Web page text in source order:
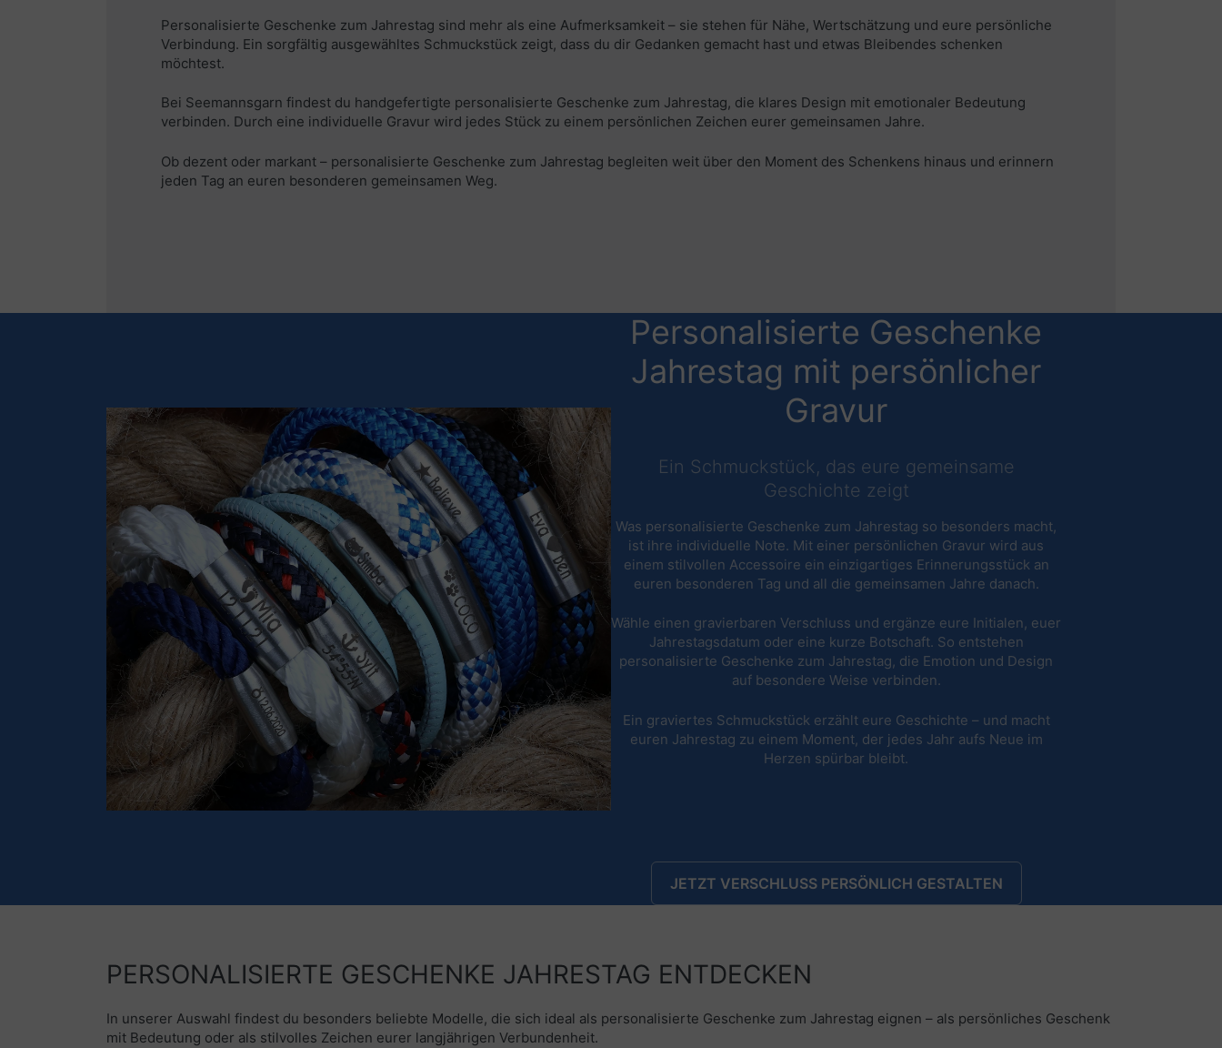
Personalisierte Geschenke zum Jahrestag sind mehr als eine Aufmerksamkeit – sie stehen für Nähe, Wertschätzung und eure persönliche
Verbindung. Ein sorgfältig ausgewähltes Schmuckstück zeigt, dass du dir Gedanken gemacht hast und etwas Bleibendes schenken
möchtest.
Bei Seemannsgarn findest du handgefertigte personalisierte Geschenke zum Jahrestag, die klares Design mit emotionaler Bedeutung
verbinden. Durch eine individuelle Gravur wird jedes Stück zu einem persönlichen Zeichen eurer gemeinsamen Jahre.
Ob dezent oder markant – personalisierte Geschenke zum Jahrestag begleiten weit über den Moment des Schenkens hinaus und erinnern
jeden Tag an euren besonderen gemeinsamen Weg.
Personalisierte Geschenke
Jahrestag mit persönlicher
Gravur
Ein Schmuckstück, das eure gemeinsame
Geschichte zeigt
Was personalisierte Geschenke zum Jahrestag so besonders macht,
ist ihre individuelle Note. Mit einer persönlichen Gravur wird aus
einem stilvollen Accessoire ein einzigartiges Erinnerungsstück an
euren besonderen Tag und all die gemeinsamen Jahre danach.
Wähle einen gravierbaren Verschluss und ergänze eure Initialen, euer
Jahrestagsdatum oder eine kurze Botschaft. So entstehen
personalisierte Geschenke zum Jahrestag, die Emotion und Design
auf besondere Weise verbinden.
Ein graviertes Schmuckstück erzählt eure Geschichte – und macht
euren Jahrestag zu einem Moment, der jedes Jahr aufs Neue im
Herzen spürbar bleibt.
JETZT VERSCHLUSS PERSÖNLICH GESTALTEN
PERSONALISIERTE GESCHENKE JAHRESTAG ENTDECKEN
In unserer Auswahl findest du besonders beliebte Modelle, die sich ideal als personalisierte Geschenke zum Jahrestag eignen – als persönliches Geschenk
mit Bedeutung oder als stilvolles Zeichen eurer langjährigen Verbundenheit.